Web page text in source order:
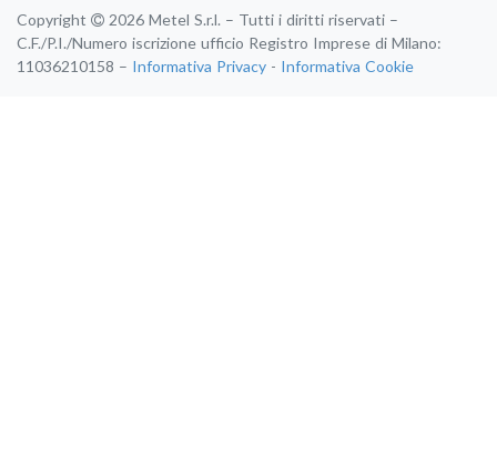
Copyright
2026 Metel S.r.l. – Tutti i diritti riservati –
C.F./P.I./Numero iscrizione ufficio Registro Imprese di Milano:
11036210158 –
Informativa Privacy - Informativa Cookie